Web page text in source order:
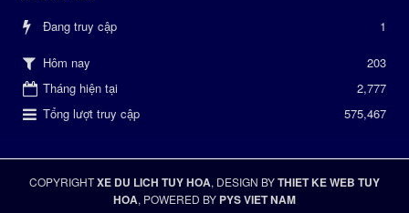
Đang truy cập 1
Hôm nay
203
Tháng hiện tại
2,777
Tổng lượt truy cập
575,467
COPYRIGHTXE DU LICH TUY HOA, DESIGN BYTHIET KE WEB TUY
HOA, POWERED BY PYS VIET NAM